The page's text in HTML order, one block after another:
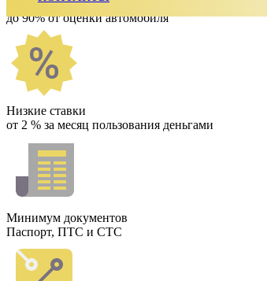
Выдаём крупные займы
до 90% от оценки автомобиля
Низкие ставки
от 2 % за месяц пользования деньгами
Минимум документов
Паспорт, ПТС и СТС